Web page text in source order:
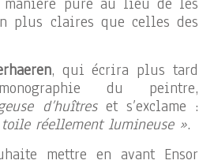
plus claires que celles des
, qui écrira plus tard
du peintre,
d’huîtreset s’exclame :
toile réellement lumineuse ».
mettre en avant Ensor